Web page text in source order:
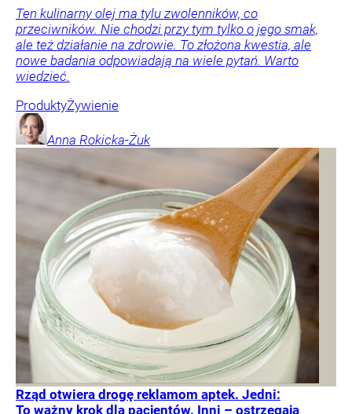
Ten kulinarny olej ma tylu zwolenników, co
przeciwników. Nie chodzi przy tym tylko o jego smak,
ale też działanie na zdrowie. To złożona kwestia, ale
nowe badania odpowiadają na wiele pytań. Warto
wiedzieć.
ProduktyŻywienie
Anna Rokicka-Żuk
Rząd otwiera drogę reklamom aptek. Jedni:
To ważny krok dla pacjentów. Inni – ostrzegają